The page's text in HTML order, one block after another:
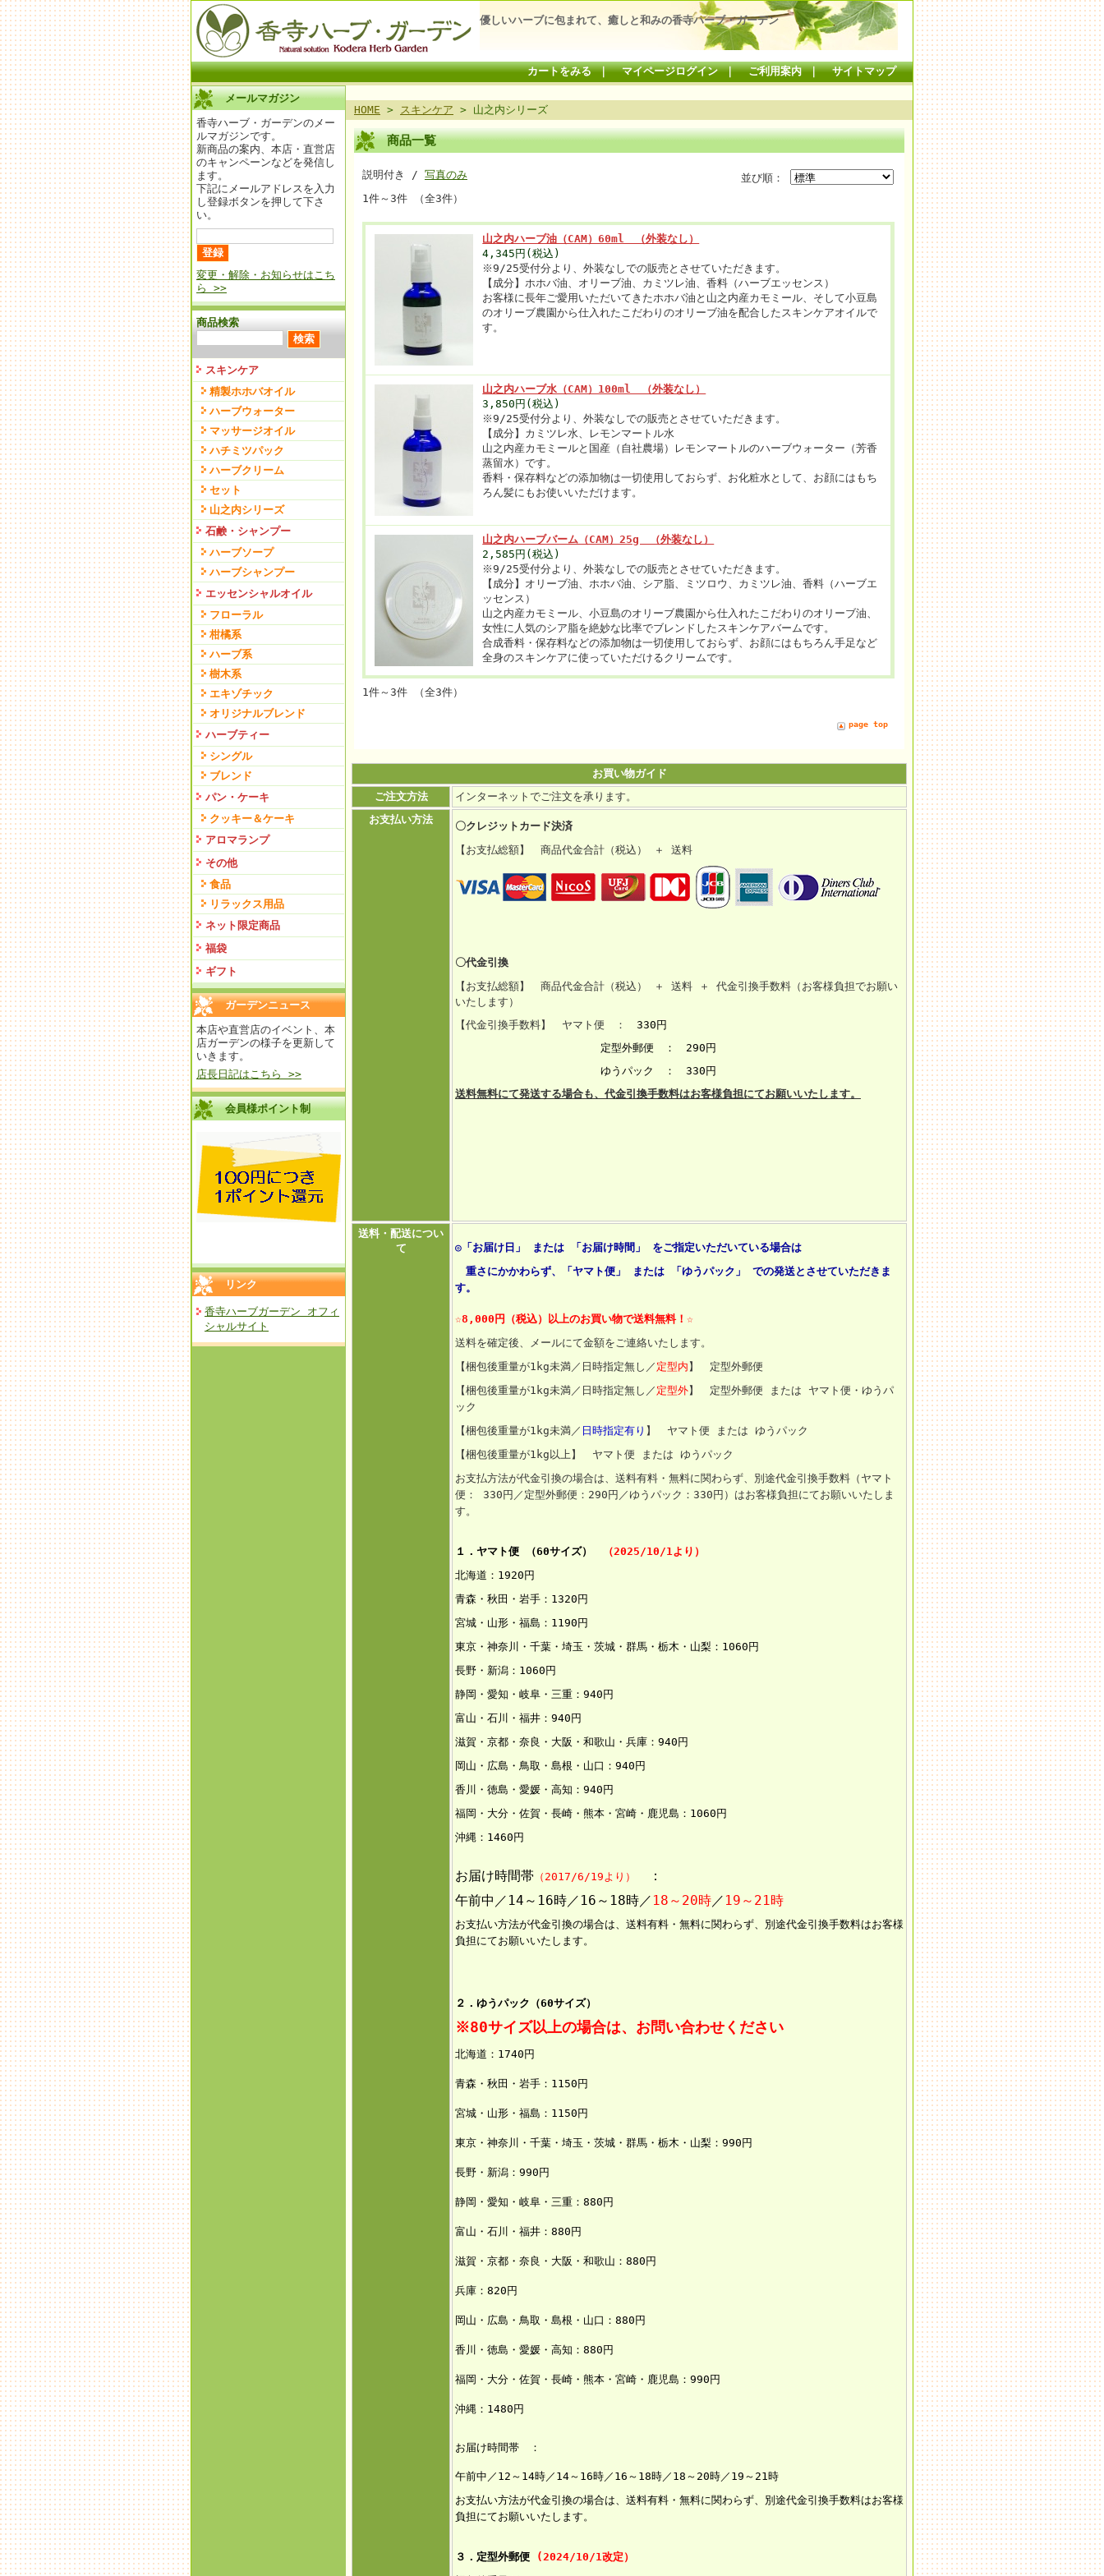
優しいハーブに包まれて、癒しと和みの香寺ハーブ・ガーデン
カートをみる｜ マイページログイン｜ ご利用案内｜ サイトマップ
メールマガジン
香寺ハーブ・ガーデンのメー
ルマガジンです。
新商品の案内、本店・直営店
のキャンペーンなどを発信し
ます。
下記にメールアドレスを入力
し登録ボタンを押して下さ
い。
変更・解除・お知らせはこち
ら >>
商品検索
スキンケア
精製ホホバオイル
ハーブウォーター
マッサージオイル
ハチミツパック
ハーブクリーム
セット
山之内シリーズ
石鹸・シャンプー
ハーブソープ
ハーブシャンプー
エッセンシャルオイル
フローラル
柑橘系
ハーブ系
樹木系
エキゾチック
オリジナルブレンド
ハーブティー
シングル
ブレンド
パン・ケーキ
クッキー＆ケーキ
アロマランプ
その他
食品
リラックス用品
ネット限定商品
福袋
ギフト
ガーデンニュース
本店や直営店のイベント、本
店ガーデンの様子を更新して
いきます。
店長日記はこちら >>
会員様ポイント制
リンク
香寺ハーブガーデン オフィ
シャルサイト
HOME > スキンケア > 山之内シリーズ
商品一覧
並び順：
説明付き / 写真のみ
1件～3件 （全3件）
山之内ハーブ油（CAM）60ml （外装なし）
4,345円(税込)
※9/25受付分より、外装なしでの販売とさせていただきます。
【成分】ホホバ油、オリーブ油、カミツレ油、香料（ハーブエッセンス）
お客様に長年ご愛用いただいてきたホホバ油と山之内産カモミール、そして小豆島
のオリーブ農園から仕入れたこだわりのオリーブ油を配合したスキンケアオイルで
す。
山之内ハーブ水（CAM）100ml （外装なし）
3,850円(税込)
※9/25受付分より、外装なしでの販売とさせていただきます。
【成分】カミツレ水、レモンマートル水
山之内産カモミールと国産（自社農場）レモンマートルのハーブウォーター（芳香
蒸留水）です。
香料・保存料などの添加物は一切使用しておらず、お化粧水として、お顔にはもち
ろん髪にもお使いいただけます。
山之内ハーブバーム（CAM）25g （外装なし）
2,585円(税込)
※9/25受付分より、外装なしでの販売とさせていただきます。
【成分】オリーブ油、ホホバ油、シア脂、ミツロウ、カミツレ油、香料（ハーブエ
ッセンス）
山之内産カモミール、小豆島のオリーブ農園から仕入れたこだわりのオリーブ油、
女性に人気のシア脂を絶妙な比率でブレンドしたスキンケアバームです。
合成香料・保存料などの添加物は一切使用しておらず、お顔にはもちろん手足など
全身のスキンケアに使っていただけるクリームです。
1件～3件 （全3件）
page top
お買い物ガイド
ご注文方法
インターネットでご注文を承ります。
お支払い方法
〇クレジットカード決済
【お支払総額】 商品代金合計（税込） ＋ 送料
〇代金引換
【お支払総額】 商品代金合計（税込） ＋ 送料 ＋ 代金引換手数料（お客様負担でお願い
いたします）
【代金引換手数料】 ヤマト便 ： 330円
定型外郵便 ： 290円
ゆうパック ： 330円
送料無料にて発送する場合も、代金引換手数料はお客様負担にてお願いいたします。
送料・配送につい
て
◎「お届け日」 または 「お届け時間」 をご指定いただいている場合は
重さにかかわらず、「ヤマト便」 または 「ゆうパック」 での発送とさせていただきま
す。
☆8,000円（税込）以上のお買い物で送料無料！☆
送料を確定後、メールにて金額をご連絡いたします。
【梱包後重量が1kg未満／日時指定無し／ 定型内 】 定型外郵便
【梱包後重量が1kg未満／日時指定無し／ 定型外】 定型外郵便 または ヤマト便・ゆうパ
ック
【梱包後重量が1kg未満／ 日時指定有り 】 ヤマト便 または ゆうパック
【梱包後重量が1kg以上】 ヤマト便 または ゆうパック
お支払方法が代金引換の場合は、送料有料・無料に関わらず、別途代金引換手数料（ヤマト
便： 330円／定型外郵便：290円／ゆうパック：330円）はお客様負担にてお願いいたしま
す。
１．ヤマト便 （60サイズ）
（2025/10/1より）
北海道：1920円
青森・秋田・岩手：1320円
宮城・山形・福島：1190円
東京・神奈川・千葉・埼玉・茨城・群馬・栃木・山梨：1060円
長野・新潟：1060円
静岡・愛知・岐阜・三重：940円
富山・石川・福井：940円
滋賀・京都・奈良・大阪・和歌山・兵庫：940円
岡山・広島・鳥取・島根・山口：940円
香川・徳島・愛媛・高知：940円
福岡・大分・佐賀・長崎・熊本・宮崎・鹿児島：1060円
沖縄：1460円
お届け時間帯 （2017/6/19より）
：
午前中／14～16時／16～18時／ 18～20時／ 19～21時
お支払い方法が代金引換の場合は、送料有料・無料に関わらず、別途代金引換手数料はお客様
負担にてお願いいたします。
２．ゆうパック（60サイズ）
※80サイズ以上の場合は、お問い合わせください
北海道：1740円
青森・秋田・岩手：1150 円
宮城・山形・福島：1150円
東京・神奈川・千葉・埼玉・茨城・群馬・栃木・山梨：990円
長野・新潟：990円
静岡・愛知・岐阜・三重：880円
富山・石川・福井：880円
滋賀・京都・奈良・大阪・和歌山：880円
兵庫：820円
岡山・広島・鳥取・島根・山口：880円
香川・徳島・愛媛・高知：880円
福岡・大分・佐賀・長崎・熊本・宮崎・鹿児島：990円
沖縄：1480円
お届け時間帯 ：
午前中／12～14時／14～16時／16～18時／18～20時／19～21時
お支払い方法が代金引換の場合は、送料有料・無料に関わらず、別途代金引換手数料はお客様
負担にてお願いいたします。
３．定型外郵便
(2024/10/1改定）